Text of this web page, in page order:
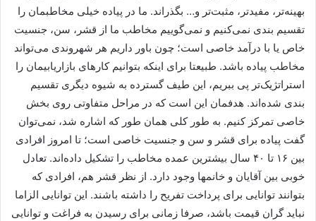
بهینه‌تر، مفیدتر، مثبت‌تر و… بگذراند. ما در پیاده خیلی مخاطبمان را
تقسیم بندی نمی‌کنیم و نمی‌گوییم مخاطب ما از قشر، سن، جنسیت
خاص یا با درآمد خاصی است؛ چون باور داریم هر شهروندی می‌تواند
مخاطب پیاده باشد. طبیعتا برای اینکه بتوانیم کارهای بازاریابیمان را
استراتژیک‌تر پی ببریم، این طیف گسترده به شیوه دیگری تقسیم
بندی شده‌اند. هدفمان این است که در مراحل متفاوتی روی بخش
خاصی تمرکز کنیم. به طور کلی همان طور که اشاره شد، نمی‌توان
گفت پیاده برای قشر و سن و جنسیت خاصی است؛ تا امروز افرادی
بین ۱۶ تا ۴۰ سال بیشترین عمده مخاطب را تشکیل داده‌اند. تعادل
خوبی بین آقایان و خانمها وجود دارد. از نظر قشر هم، افرادی که
بتوانند توانایی برای پرداخت تفریح را داشته باشند. این توانایی الزاما
نباید گران قیمت باشد، صرفا زمانی برای رسیدن به فراغت و توانایی